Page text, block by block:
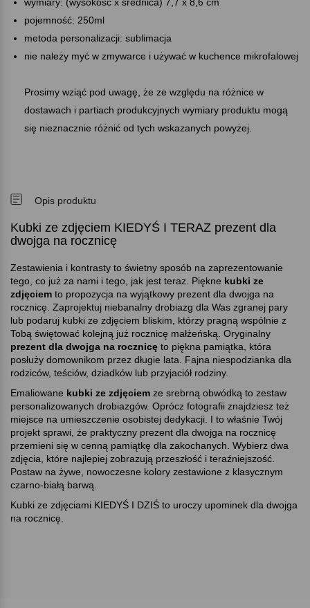
pojemność: 250ml
metoda personalizacji: sublimacja
nie należy myć w zmywarce i używać w kuchence mikrofalowej
Prosimy wziąć pod uwagę, że ze względu na różnice w
dostawach i partiach produkcyjnych wymiary produktu mogą
się nieznacznie różnić od tych wskazanych powyżej.
Opis produktu
Kubki ze zdjęciem KIEDYŚ I TERAZ prezent dla
dwojga na rocznicę
Zestawienia i kontrasty to świetny sposób na zaprezentowanie
tego, co już za nami i tego, jak jest teraz. Piękne kubki ze
zdjęciem to propozycja na wyjątkowy prezent dla dwojga na
rocznicę. Zaprojektuj niebanalny drobiazg dla Was zgranej pary
lub podaruj kubki ze zdjęciem bliskim, którzy pragną wspólnie z
Tobą świętować kolejną już rocznicę małżeńską. Oryginalny
prezent dla dwojga na rocznicę to piękna pamiątka, która
posłuży domownikom przez długie lata. Fajna niespodzianka dla
rodziców, teściów, dziadków lub przyjaciół rodziny.
Emaliowane kubki ze zdjęciem ze srebrną obwódką to zestaw
personalizowanych drobiazgów. Oprócz fotografii znajdziesz też
miejsce na umieszczenie osobistej dedykacji. I to właśnie Twój
projekt sprawi, że praktyczny prezent dla dwojga na rocznicę
przemieni się w cenną pamiątkę dla zakochanych. Wybierz dwa
zdjęcia, które najlepiej zobrazują przeszłość i teraźniejszość.
Postaw na żywe, nowoczesne kolory zestawione z klasycznym
czarno-białą barwą.
Kubki ze zdjęciami KIEDYŚ I DZIŚ to uroczy upominek dla dwojga
na rocznicę.